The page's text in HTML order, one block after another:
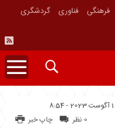
فرهنگی فناوری
گردشگری
چاپ خبر 0 نظر